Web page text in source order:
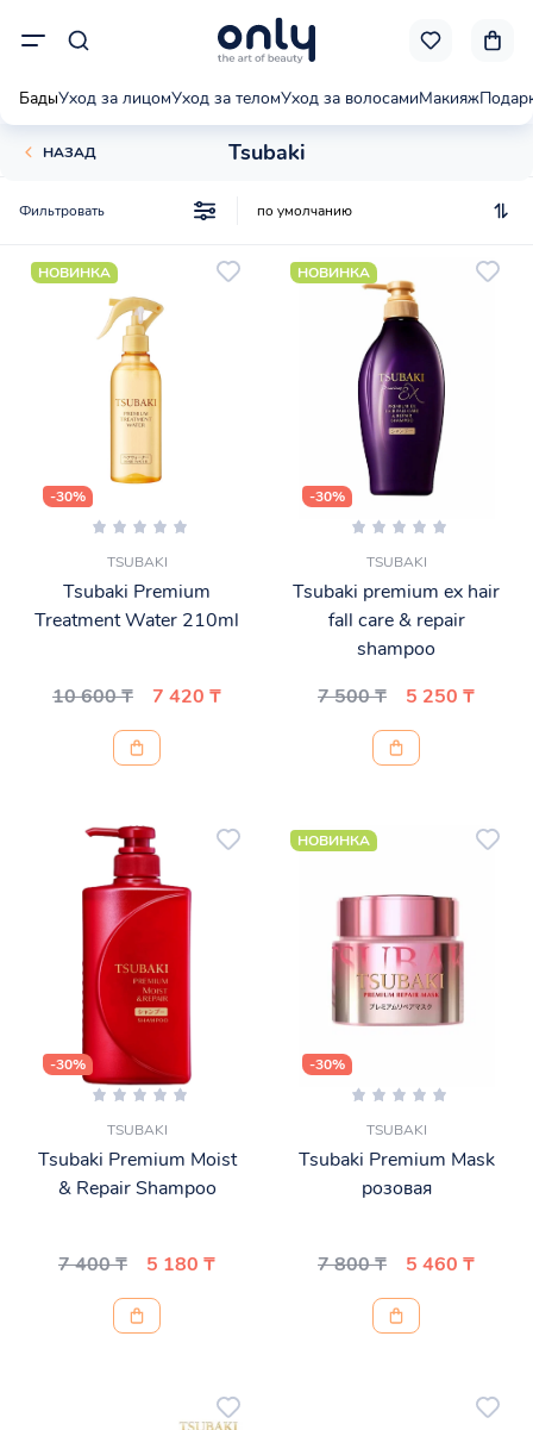
БадыУход за лицомУход за теломУход за волосамиМакияж
НАЗАД Tsubaki
Фильтровать
НОВИНКА
-30%
TSUBAKI
Tsubaki Premium
Treatment Water 210ml
10 600 ₸ 7 420 ₸
НОВИНКА
-30%
TSUBAKI
Tsubaki premium ex hair
fall care & repair
shampoo
7 500 ₸
5 250 ₸
-30%
TSUBAKI
Tsubaki Premium Moist
& Repair Shampoo
7 400 ₸ 5 180 ₸
НОВИНКА
-30%
TSUBAKI
Tsubaki Premium Mask
розовая
7 800 ₸ 5 460 ₸